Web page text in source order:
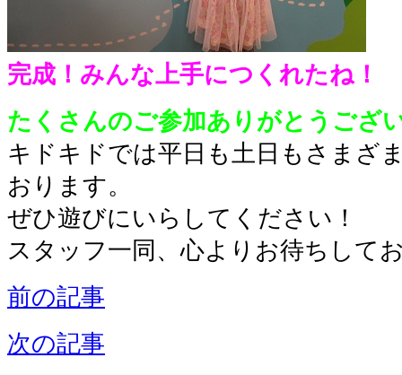
完成！みんな上手につくれたね！
たくさんのご参加ありがとうござ
キドキドでは平日も土日もさまざ
おります。
ぜひ遊びにいらしてください！
スタッフ一同、心よりお待ちして
前の記事
次の記事